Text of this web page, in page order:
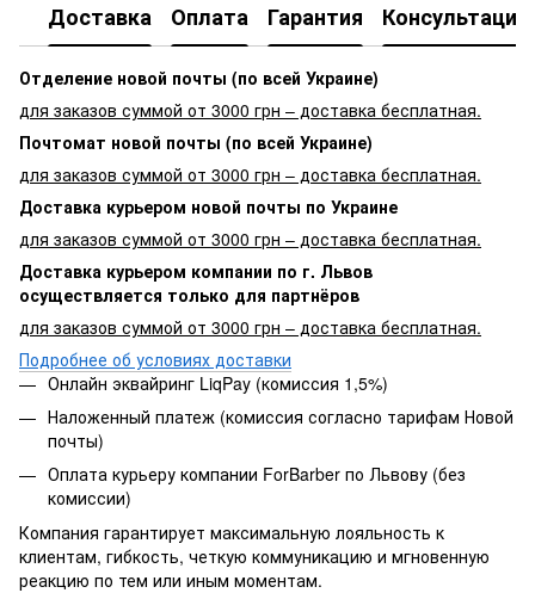
Доставка Оплата Гарантия Консультация
Отделение новой почты (по всей Украине)
для заказов суммой от 3000 грн – доставка бесплатная.
Почтомат новой почты (по всей Украине)
для заказов суммой от 3000 грн – доставка бесплатная.
Доставка курьером новой почты по Украине
для заказов суммой от 3000 грн – доставка бесплатная.
Доставка курьером компании по г. Львов
осуществляется только для партнёров
для заказов суммой от 3000 грн – доставка бесплатная.
Подробнее об условиях доставки
Онлайн эквайринг LiqPay (комиссия 1,5%)
Наложенный платеж (комиссия согласно тарифам Новой
почты)
Оплата курьеру компании ForBarber по Львову (без
комиссии)
Компания гарантирует максимальную лояльность к
клиентам, гибкость, четкую коммуникацию и мгновенную
реакцию по тем или иным моментам.